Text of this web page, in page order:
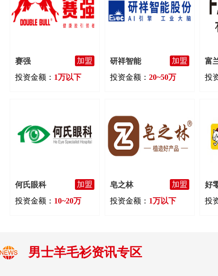
赛强
加盟
投资金额： 1万以下
研祥智能
加盟
投资金额： 20~50万
富
投
何氏眼科
加盟
投资金额： 10~20万
皂之林
加盟
投资金额： 1万以下
好
投
男士羊毛衫资讯专区